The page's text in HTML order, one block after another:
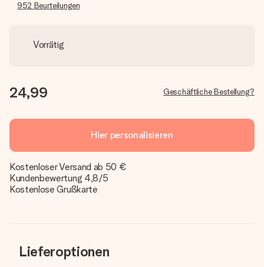
952 Beurteilungen
Vorrätig
24,99 Geschäftliche Bestellung?
Hier personalisieren
Kostenloser Versand ab 50 €
Kundenbewertung 4,8/5
Kostenlose Grußkarte
Lieferoptionen